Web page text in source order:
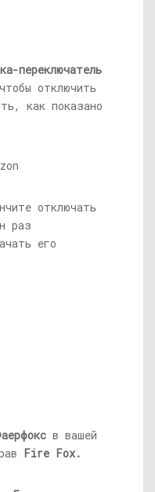
переключатель
чтобы отключить
как показано
отключать
раз
его
в вашей
Fire Fox.